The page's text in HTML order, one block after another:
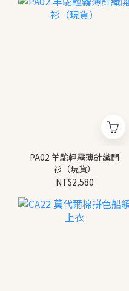
PA02 羊駝輕霧薄針織開
衫（現貨）
NT$2,580